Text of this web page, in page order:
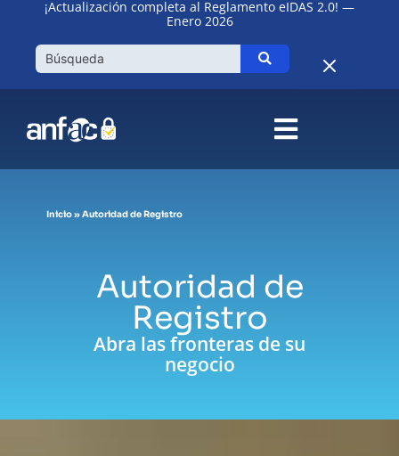
contenido
¡Actualización completa al Reglamento eIDAS 2.0! —
Enero 2026
Inicio»Autoridad de Registro
Autoridad de
Registro
Abra las fronteras de su
negocio